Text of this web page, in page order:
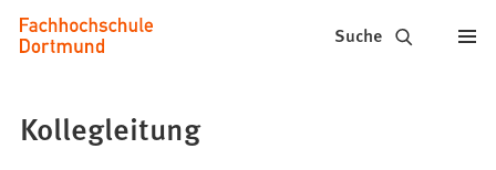
Inhalt anspringen
Fachhochschule
Dortmund
Studium,
Suche
Kollegleitung